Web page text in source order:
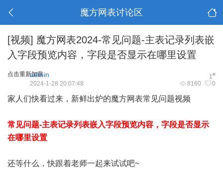
魔方网表讨论区
[视频] 魔方网表2024-常见问题-主表记录列表嵌
入字段预览内容，字段是否显示在哪里设置
点击重新加载 1#
admin
8160 0
2024-1-28 20:07:48
家人们快看过来，新鲜出炉的魔方网表常见问题视频
常见问题-主表记录列表嵌入字段预览内容，字段是否显示
在哪里设置
还等什么，快跟着老师一起来试试吧~